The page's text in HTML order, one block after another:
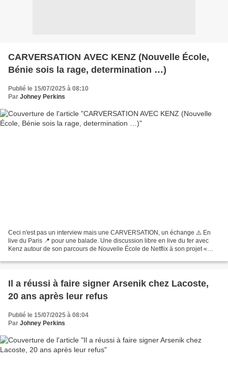
CARVERSATION AVEC KENZ (Nouvelle École,
Bénie sois la rage, determination …)
Publié le 15/07/2025 à 08:10
Par Johney Perkins
Ceci n'est pas un interview mais une CARVERSATION, un échange ⚠️ En
live du Paris 📍 pour une balade. Une discussion libre en live du fer avec
Kenz autour de son parcours de Nouvelle École de Netflix à son projet «
Il a réussi à faire signer Arsenik chez Lacoste,
20 ans après leur refus
Publié le 15/07/2025 à 08:04
Par Johney Perkins